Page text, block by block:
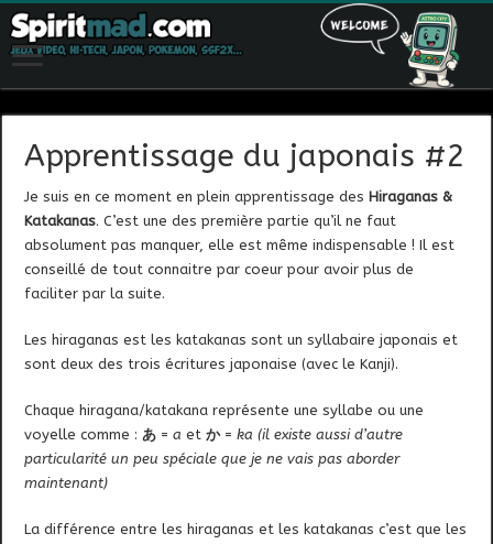
Apprentissage du japonais #2
Je suis en ce moment en plein apprentissage des Hiraganas &
Katakanas. C’est une des première partie qu’il ne faut
absolument pas manquer, elle est même indispensable ! Il est
conseillé de tout connaitre par coeur pour avoir plus de
faciliter par la suite.
Les hiraganas est les katakanas sont un syllabaire japonais et
sont deux des trois écritures japonaise (avec le Kanji).
Chaque hiragana/katakana représente une syllabe ou une
voyelle comme :あ =a et か=ka (il existe aussi d’autre
particularité un peu spéciale que je ne vais pas aborder
maintenant)
La différence entre les hiraganas et les katakanas c’est que les